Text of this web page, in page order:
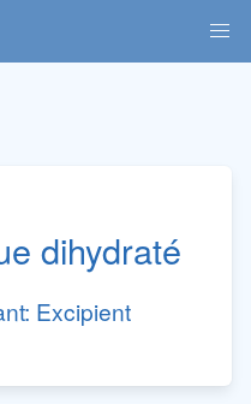
dihydraté
Excipient